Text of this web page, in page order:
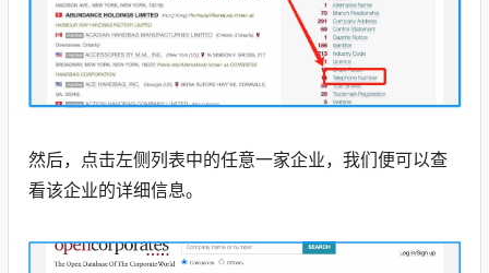
然后， 点击左侧列表中的任意一家企业， 我们便可以查
看该企业的详细信息。